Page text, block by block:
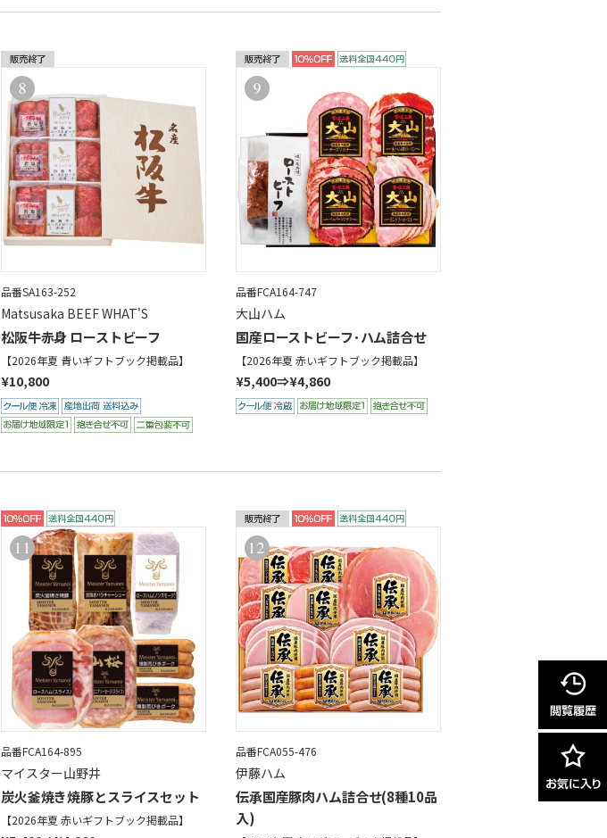
品番SA163-252
Matsusaka BEEF WHAT'S
松阪牛赤身 ローストビーフ
【2026年夏 青いギフトブック掲載品】
¥10,800
品番FCA164-747
大山ハム
国産ローストビーフ･ハム詰合せ
【2026年夏 赤いギフトブック掲載品】
¥5,400⇒¥4,860
品番FCA164-895
マイスター山野井
炭火釜焼き焼豚とスライスセット
【2026年夏 赤いギフトブック掲載品】
品番FCA055-476
伊藤ハム
伝承国産豚肉ハム詰合せ(8種10品
入)